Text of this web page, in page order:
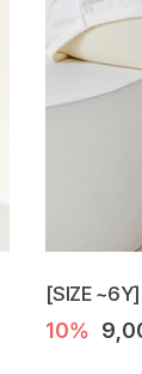
[SIZE ~6Y]
10%